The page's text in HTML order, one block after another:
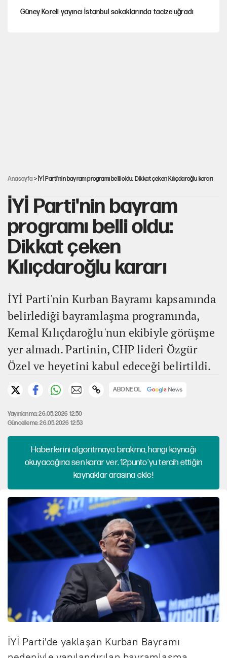
Güney Koreli yayıncı İstanbul sokaklarında tacize uğradı
Anasayfa > İYİ Parti'nin bayram programı belli oldu: Dikkat çeken Kılıçdaroğlu kararı
İYİ Parti'nin bayram
programı belli oldu:
Dikkat çeken
Kılıçdaroğlu kararı
İYİ Parti'nin Kurban Bayramı kapsamında
belirlediği bayramlaşma programında,
Kemal Kılıçdaroğlu'nun ekibiyle görüşme
yer almadı. Partinin, CHP lideri Özgür
Özel ve heyetini kabul edeceği belirtildi.
ABONE OL
Yayınlanma: 26.05.2026 12:50
Güncelleme: 26.05.2026 12:53
Haberlerini algoritmaya bırakma, hangi kaynağı
okuyacağına sen karar ver. 12punto'yu tercih ettiğin
kaynaklar arasına ekle!
İYİ Parti'de yaklaşan Kurban Bayramı